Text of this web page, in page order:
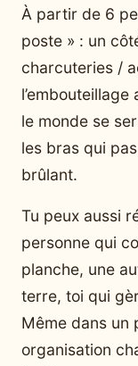
À partir de 6
poste » : un
charcuteries /
le monde se
les bras qui
brûlant.
Tu peux aussi
personne qui
planche, une
terre, toi qui
Même dans
organisation